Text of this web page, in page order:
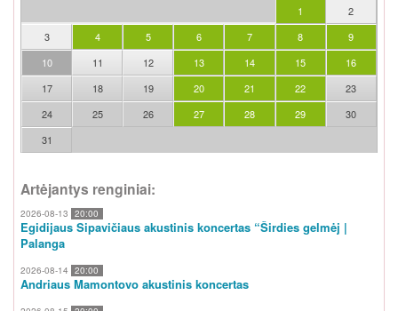
1
2
3
4 5 6 7 8
9
10
11 12 13 14 15
16
17
18 19 20 21 22
23
24
25 26 27 28 29
30
31
Artėjantys renginiai:
2026-08-13 20:00
Egidijaus Sipavičiaus akustinis koncertas “Širdies gelmėj |
Palanga
2026-08-14 20:00
Andriaus Mamontovo akustinis koncertas